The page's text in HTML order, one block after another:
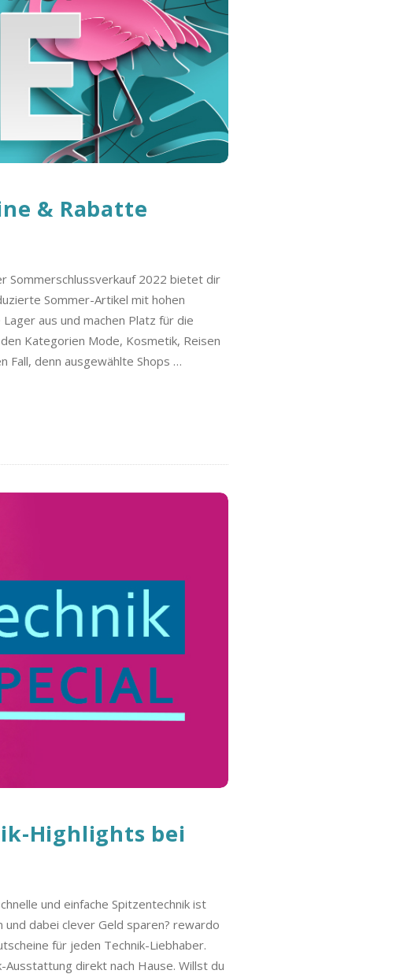
& Rabatte
Sommerschlussverkauf 2022 bietet dir
Sommer-Artikel mit hohen
aus und machen Platz für die
Kategorien Mode, Kosmetik, Reisen
Fall, denn ausgewählte Shops …
Highlights bei
und einfache Spitzentechnik ist
dabei clever Geld sparen? rewardo
für jeden Technik-Liebhaber.
direkt nach Hause. Willst du